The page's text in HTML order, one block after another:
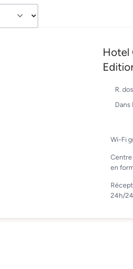
Hotel
R.
Dans
Wi-Fi
Centre
en
24h/24